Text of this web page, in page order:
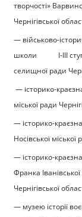
творчості»
Чернігівської
— військово-
школи І-ІІІ
селищної ради
— історико-
міської ради
— історико-
Носівської міської
— історико-
Франка
Чернігівської
— музею історії